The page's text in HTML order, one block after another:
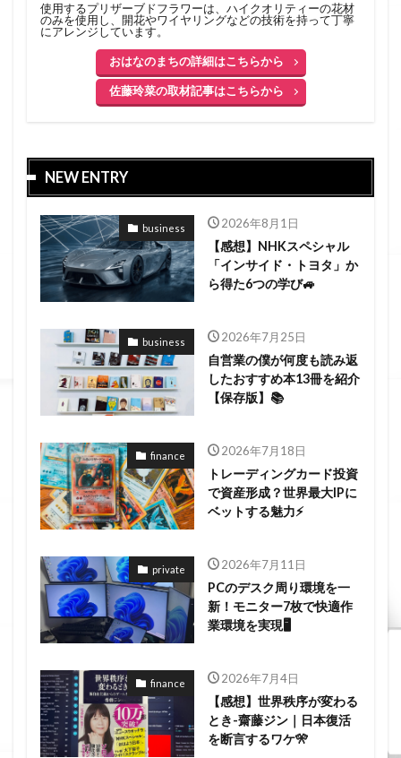
使用するプリザーブドフラワーは、ハイクオリティーの花材
のみを使用し、開花やワイヤリングなどの技術を持って丁寧
にアレンジしています。
おはなのまちの詳細はこちらから
佐藤玲菜の取材記事はこちらから
NEW ENTRY
business 2026年8月1日
【感想】NHKスペシャル
「インサイド・トヨタ」か
ら得た6つの学び🚙
business 2026年7月25日
自営業の僕が何度も読み返
したおすすめ本13冊を紹介
【保存版】📚
finance 2026年7月18日
トレーディングカード投資
で資産形成？世界最大IPに
ベットする魅力⚡
private 2026年7月11日
PCのデスク周り環境を一
新！モニター7枚で快適作
業環境を実現🖥️
finance 2026年7月4日
【感想】世界秩序が変わる
とき-齋藤ジン｜日本復活
を断言するワケ🎌